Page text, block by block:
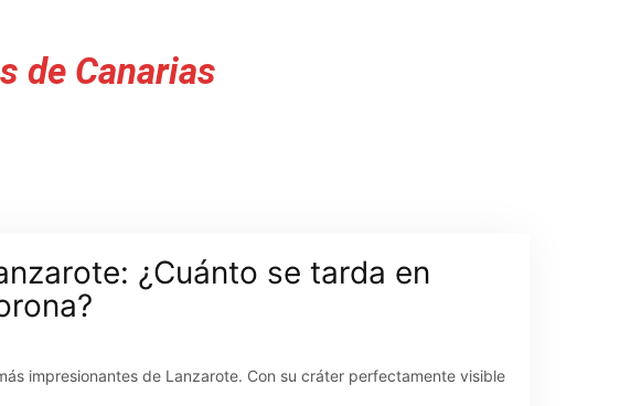
de Canarias
¿Cuánto se tarda en
impresionantes de Lanzarote. Con su cráter perfectamente visible